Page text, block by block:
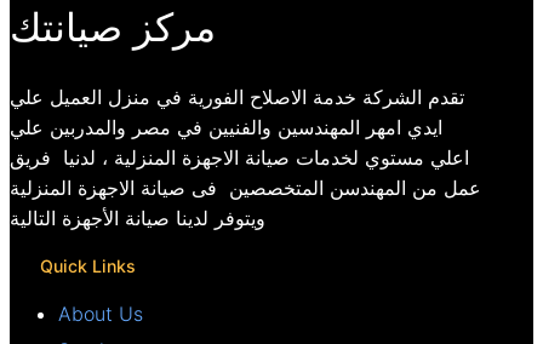
مركز صيانتك
تقدم الشركة خدمة الاصلاح الفورية في منزل العميل علي
ايدي امهر المهندسين والفنيين في مصر والمدربين علي
اعلي مستوي لخدمات صيانة الاجهزة المنزلية ، لدنيا فريق
عمل من المهندسن المتخصصين فى صيانة الاجهزة المنزلية
ويتوفر لدينا صيانة الأجهزة التالية
Quick Links
About Us